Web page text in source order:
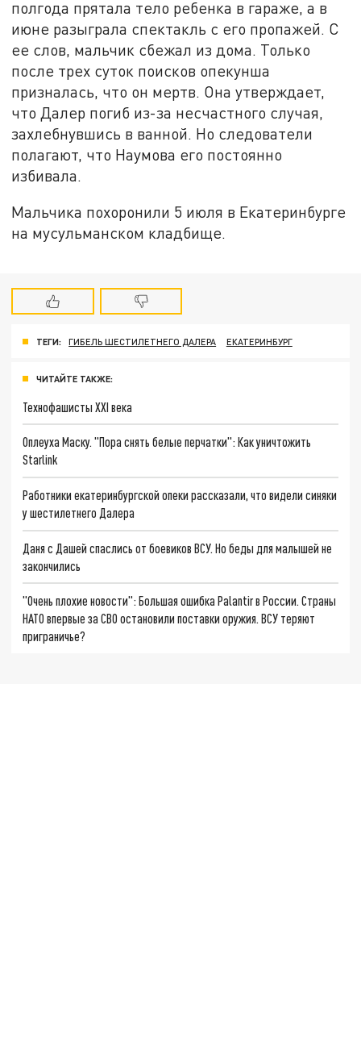
полгода прятала тело ребенка в гараже, а в
июне разыграла спектакль с его пропажей. С
ее слов, мальчик сбежал из дома. Только
после трех суток поисков опекунша
призналась, что он мертв. Она утверждает,
что Далер погиб из-за несчастного случая,
захлебнувшись в ванной. Но следователи
полагают, что Наумова его постоянно
избивала.
Мальчика похоронили 5 июля в Екатеринбурге
на мусульманском кладбище.
ТЕГИ: ГИБЕЛЬ ШЕСТИЛЕТНЕГО ДАЛЕРА ЕКАТЕРИНБУРГ
ЧИТАЙТЕ ТАКЖЕ:
Технофашисты XXI века
Оплеуха Маску. "Пора снять белые перчатки": Как уничтожить
Starlink
Работники екатеринбургской опеки рассказали, что видели синяки
у шестилетнего Далера
Даня с Дашей спаслись от боевиков ВСУ. Но беды для малышей не
закончились
"Очень плохие новости": Большая ошибка Palantir в России. Страны
НАТО впервые за СВО остановили поставки оружия. ВСУ теряют
приграничье?